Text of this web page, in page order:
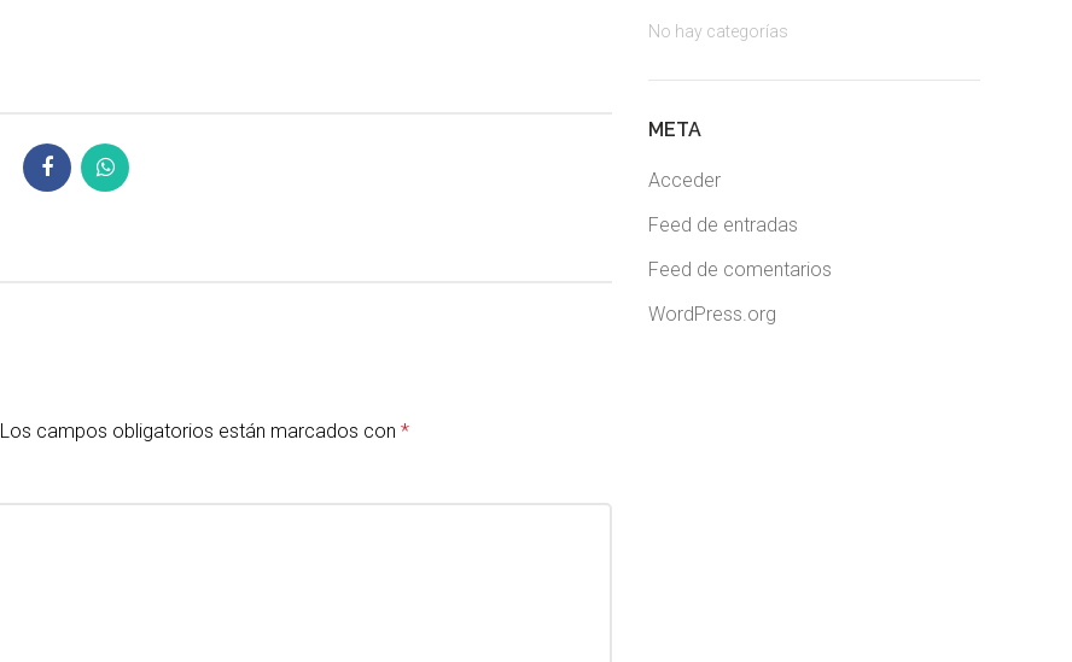
Los campos obligatorios están marcados con *
No hay categorías
META
Acceder
Feed de entradas
Feed de comentarios
WordPress.org